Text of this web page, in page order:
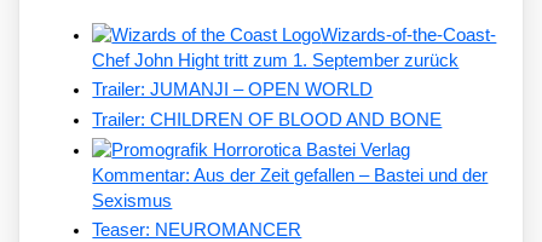
Wizards-of-the-Coast-
Chef John Hight tritt zum 1. September zurück
Trailer: JUMANJI – OPEN WORLD
Trailer: CHILDREN OF BLOOD AND BONE
Kommentar: Aus der Zeit gefallen – Bastei und der
Sexismus
Teaser: NEUROMANCER